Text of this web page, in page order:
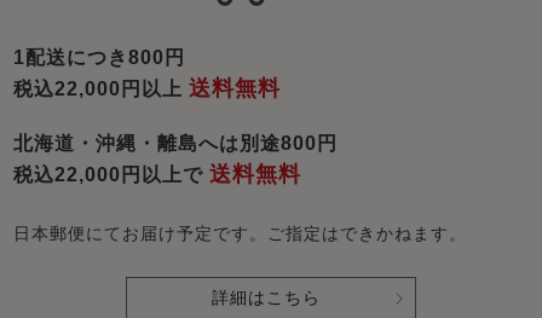
1配送につき800円
税込22,000円以上送料無料
北海道・沖縄・離島へは別途800円
税込22,000円以上で送料無料
日本郵便にてお届け予定です。ご指定はできかねます。
詳細はこちら